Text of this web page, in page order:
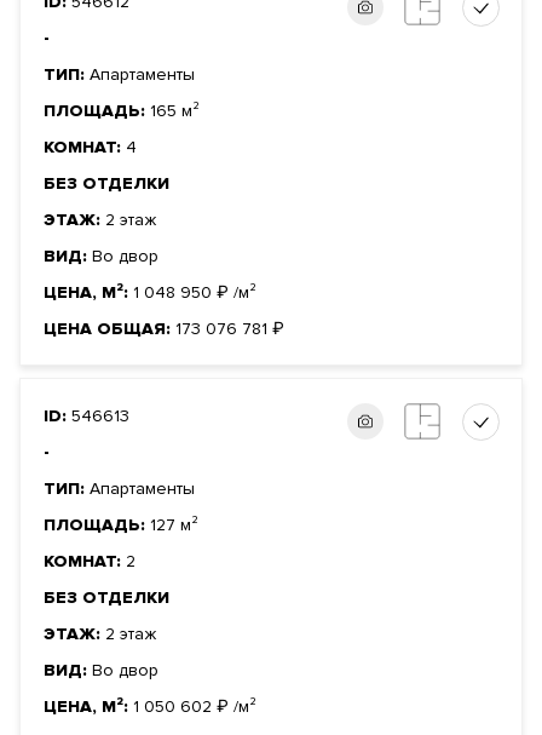
-
ТИП: Апартаменты
ПЛОЩАДЬ: 165 м²
КОМНАТ: 4
БЕЗ ОТДЕЛКИ
ЭТАЖ: 2 этаж
ВИД: Во двор
ЦЕНА, М²: 1 048 950 ₽ /м²
ЦЕНА ОБЩАЯ: 173 076 781 ₽
ID: 546613
-
ТИП: Апартаменты
ПЛОЩАДЬ: 127 м²
КОМНАТ: 2
БЕЗ ОТДЕЛКИ
ЭТАЖ: 2 этаж
ВИД: Во двор
ЦЕНА, М²: 1 050 602 ₽ /м²